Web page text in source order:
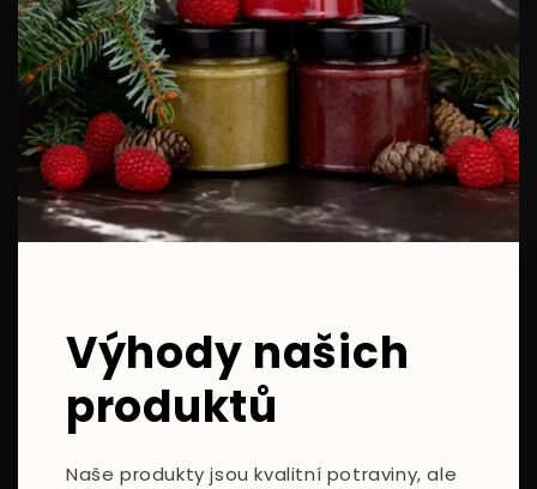
Výhody našich
produktů
Naše produkty jsou kvalitní potraviny, ale